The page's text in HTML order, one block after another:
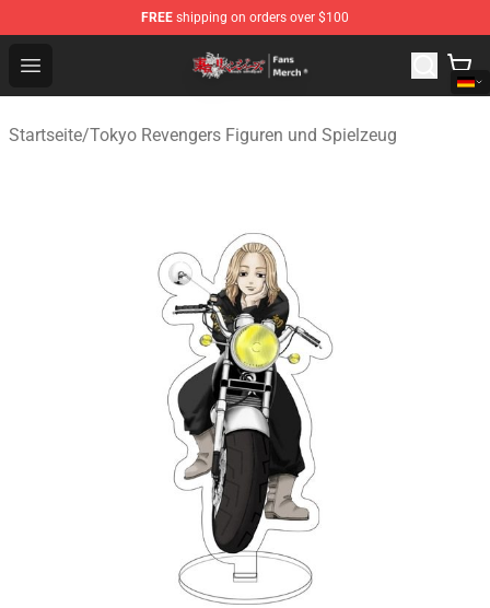
FREE shipping on orders over $100
Open menu
Tokyo Revengers Store - Official Tokyo Revengers
Startseite/Tokyo Revengers Figuren und Spielzeug